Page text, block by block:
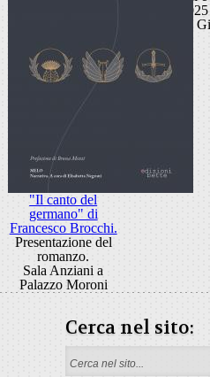
2025
Porta San
"Il canto del
germano" di
Francesco Brocchi.
Presentazione del
romanzo.
Sala Anziani a
Palazzo Moroni
Cerca nel sito:
Form di ricerca